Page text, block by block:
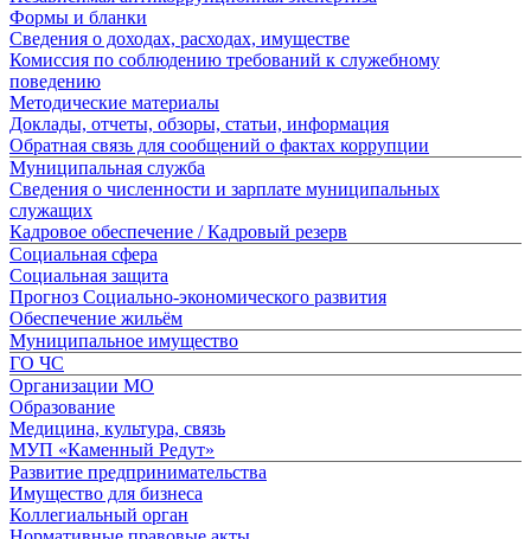
Формы и бланки
Сведения о доходах, расходах, имуществе
Комиссия по соблюдению требований к служебному
поведению
Методические материалы
Доклады, отчеты, обзоры, статьи, информация
Обратная связь для сообщений о фактах коррупции
Муниципальная служба
Сведения о численности и зарплате муниципальных
служащих
Кадровое обеспечение / Кадровый резерв
Социальная сфера
Социальная защита
Прогноз Социально-экономического развития
Обеспечение жильём
Муниципальное имущество
ГО ЧС
Организации МО
Образование
Медицина, культура, связь
МУП «Каменный Редут»
Развитие предпринимательства
Имущество для бизнеса
Коллегиальный орган